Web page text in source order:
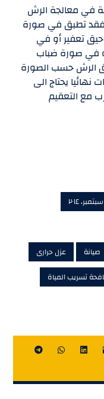
في معالجة الرش
فقد تطبق في صورة
تعفير أو في
في صورة ضباب
الرش حسب الصورة
يحتاج الى
مع التعقيم
صيانة
عزل حرارى
تسريب المياة